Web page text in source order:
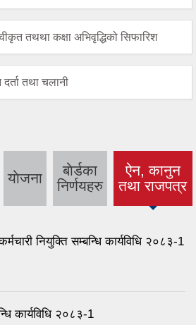
तथथा कक्षा अभिवृद्धिको सिफारिश
तथा चलानी
याेजना
बाेर्डका
निर्णयहरु
ऐन, कानुन
तथा राजपत्र
(active tab)
नियुक्ति सम्बन्धि कार्यविधि २०८३-1
कार्यविधि २०८३-1